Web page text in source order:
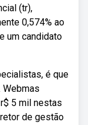
(tr),
0,574% ao
um candidato
é que
Webmas
5 mil nestas
de gestão